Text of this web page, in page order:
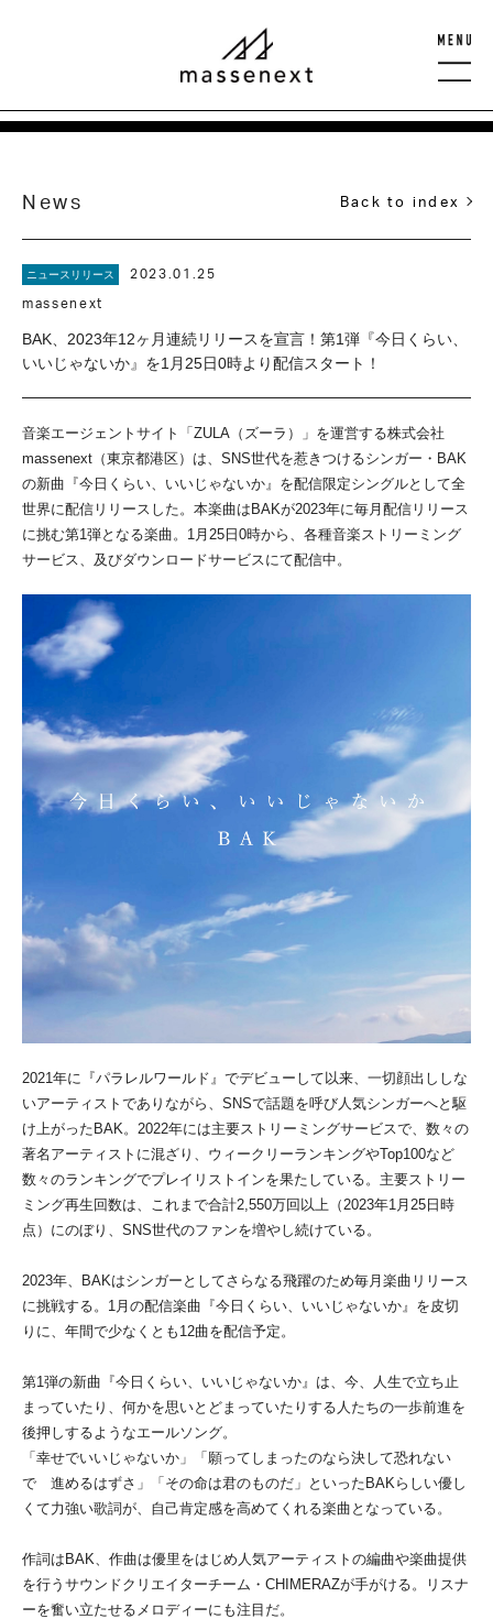
News Back to index
ニュースリリース
2023.01.25
massenext
BAK、2023年12ヶ月連続リリースを宣言！第1弾『今日くらい、
いいじゃないか』を1月25日0時より配信スタート！
音楽エージェントサイト「ZULA（ズーラ）」を運営する株式会社
massenext（東京都港区）は、SNS世代を惹きつけるシンガー・BAK
の新曲『今日くらい、いいじゃないか』を配信限定シングルとして全
世界に配信リリースした。本楽曲はBAKが2023年に毎月配信リリース
に挑む第1弾となる楽曲。1月25日0時から、各種音楽ストリーミング
サービス、及びダウンロードサービスにて配信中。
2021年に『パラレルワールド』でデビューして以来、一切顔出ししな
いアーティストでありながら、SNSで話題を呼び人気シンガーへと駆
け上がったBAK。2022年には主要ストリーミングサービスで、数々の
著名アーティストに混ざり、ウィークリーランキングやTop100など
数々のランキングでプレイリストインを果たしている。主要ストリー
ミング再生回数は、これまで合計2,550万回以上（2023年1月25日時
点）にのぼり、SNS世代のファンを増やし続けている。
2023年、BAKはシンガーとしてさらなる飛躍のため毎月楽曲リリース
に挑戦する。1月の配信楽曲『今日くらい、いいじゃないか』を皮切
りに、年間で少なくとも12曲を配信予定。
第1弾の新曲『今日くらい、いいじゃないか』は、今、人生で立ち止
まっていたり、何かを思いとどまっていたりする人たちの一歩前進を
後押しするようなエールソング。
「幸せでいいじゃないか」「願ってしまったのなら決して恐れない
で 進めるはずさ」「その命は君のものだ」といったBAKらしい優し
くて力強い歌詞が、自己肯定感を高めてくれる楽曲となっている。
作詞はBAK、作曲は優里をはじめ人気アーティストの編曲や楽曲提供
を行うサウンドクリエイターチーム・CHIMERAZが手がける。リスナ
ーを奮い立たせるメロディーにも注目だ。